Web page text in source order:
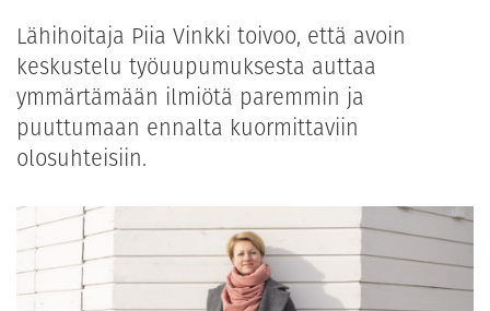
Lähihoitaja Piia Vinkki toivoo, että avoin
keskustelu työuupumuksesta auttaa
ymmärtämään ilmiötä paremmin ja
puuttumaan ennalta kuormittaviin
olosuhteisiin.